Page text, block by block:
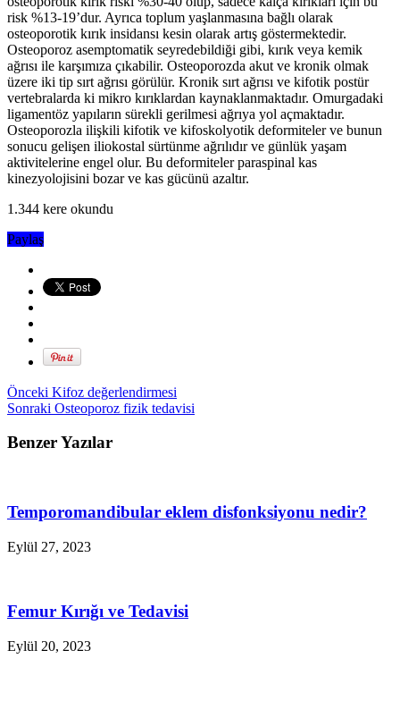
risk %13-19’dur. Ayrıca toplum yaşlanmasına bağlı olarak
osteoporotik kırık insidansı kesin olarak artış göstermektedir.
Osteoporoz asemptomatik seyredebildiği gibi, kırık veya kemik
ağrısı ile karşımıza çıkabilir. Osteoporozda akut ve kronik olmak
üzere iki tip sırt ağrısı görülür. Kronik sırt ağrısı ve kifotik postür
vertebralarda ki mikro kırıklardan kaynaklanmaktadır. Omurgadaki
ligamentöz yapıların sürekli gerilmesi ağrıya yol açmaktadır.
Osteoporozla ilişkili kifotik ve kifoskolyotik deformiteler ve bunun
sonucu gelişen iliokostal sürtünme ağrılıdır ve günlük yaşam
aktivitelerine engel olur. Bu deformiteler paraspinal kas
kinezyolojisini bozar ve kas gücünü azaltır.
1.344 kere okundu
Paylaş
Önceki Kifoz değerlendirmesi
Sonraki Osteoporoz fizik tedavisi
Benzer Yazılar
Temporomandibular eklem disfonksiyonu nedir?
Eylül 27, 2023
Femur Kırığı ve Tedavisi
Eylül 20, 2023